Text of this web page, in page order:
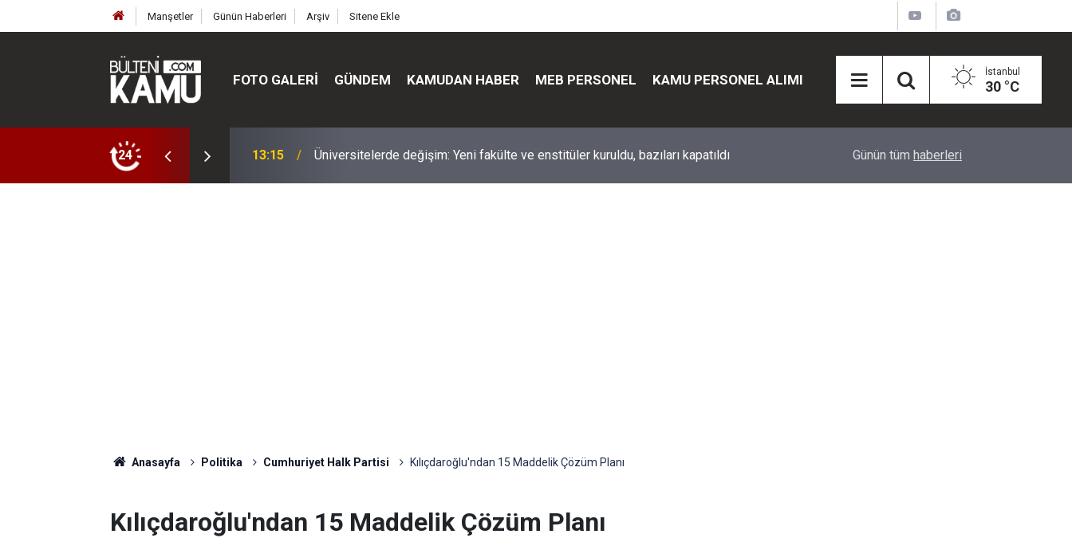
Manşetler Günün Haberleri Arşiv Sitene Ekle
FOTO GALERI GÜNDEM KAMUDAN HABER MEB PERSONEL KAMU PERSONEL ALIMI İstanbul
30 °C
24
ve enstitüler kuruldu, bazıları kapatıldı 13:00 MEB’de üst düzey değişim: Genel müdürler değişti, yeni isimler atandı Eğiti Bir Sen'den Kadınlar İçin Olay Teklif:
Günün tüm haberleri
Anasayfa Politika Cumhuriyet Halk Partisi Kılıçdaroğlu'ndan 15 Maddelik Çözüm Planı
Kılıçdaroğlu'ndan 15 Maddelik Çözüm Planı